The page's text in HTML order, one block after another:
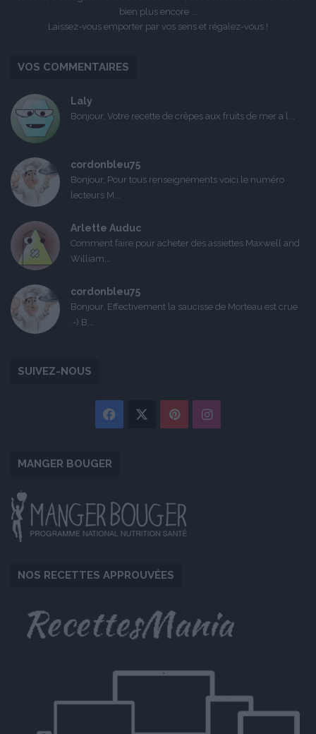
bien plus encore ...
Laissez-vous emporter par vos sens et régalez-vous !
VOS COMMENTAIRES
Laly
Bonjour, Votre recette de crêpes aux fruits de mer a l...
cordonbleu75
Bonjour, Pour tous renseignements voici le numéro
lecteurs M...
Arlette Auduc
Comment faire pour acheter des assiettes Maxwell and
William...
cordonbleu75
Bonjour, Effectivement la saucisse de Morteau est crue
:-) B...
SUIVEZ-NOUS
Facebook PinterestInstagram
MANGER BOUGER
NOS RECETTES APPROUVÉES